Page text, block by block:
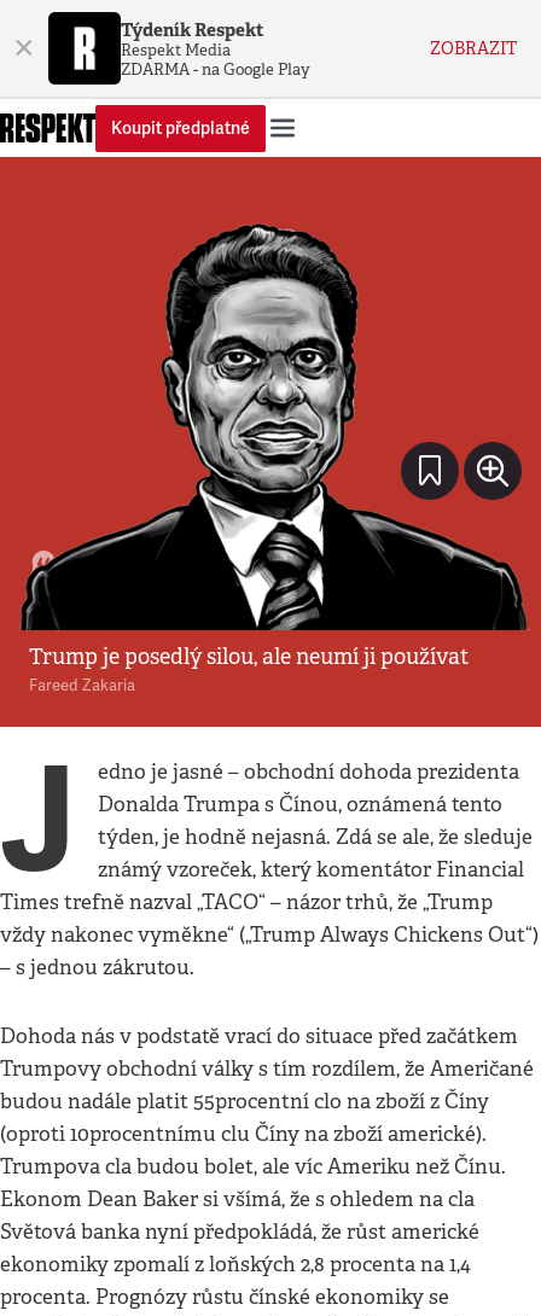
× Týdeník Respekt
Respekt Media
ZDARMA - na Google Play
ZOBRAZIT
Koupit předplatné
Komentář minut
Čína se nedá šikanovat
Trump je posedlý silou, ale neumí ji používat
Fareed Zakaria
J
edno je jasné – obchodní dohoda prezidenta
Donalda Trumpa s Čínou, oznámená tento
týden, je hodně nejasná. Zdá se ale, že sleduje
známý vzoreček, který komentátor Financial
Times trefně nazval „TACO“ – názor trhů, že „Trump
vždy nakonec vyměkne“ („Trump Always Chickens Out“)
– s jednou zákrutou.
Dohoda nás v podstatě vrací do situace před začátkem
Trumpovy obchodní války s tím rozdílem, že Američané
budou nadále platit 55procentní clo na zboží z Číny
(oproti 10procentnímu clu Číny na zboží americké).
Trumpova cla budou bolet, ale víc Ameriku než Čínu.
Ekonom Dean Baker si všímá, že s ohledem na cla
Světová banka nyní předpokládá, že růst americké
ekonomiky zpomalí z loňských 2,8 procenta na 1,4
procenta. Prognózy růstu čínské ekonomiky se